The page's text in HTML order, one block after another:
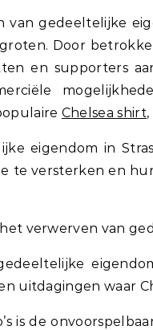
van gedeeltelijke
Door
en supporters
Chelsea shirt
eigendom in
te versterken en
het verwerven van
uitdagingen waar
is de